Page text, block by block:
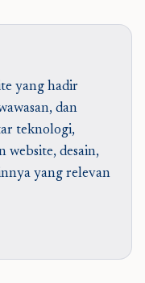
yang hadir
dan
teknologi,
website, desain,
yang relevan